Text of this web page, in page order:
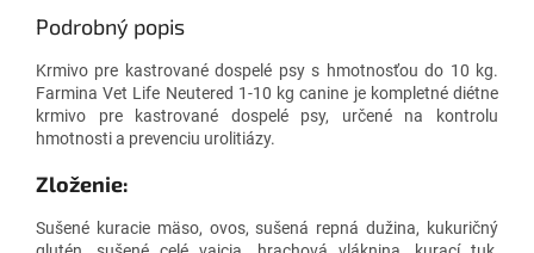
Podrobný popis
Krmivo pre kastrované dospelé psy s hmotnosťou do 10 kg.
Farmina Vet Life Neutered 1-10 kg canine je kompletné diétne
krmivo pre kastrované dospelé psy, určené na kontrolu
hmotnosti a prevenciu urolitiázy.
Zloženie:
Sušené kuracie mäso, ovos, sušená repná dužina, kukuričný